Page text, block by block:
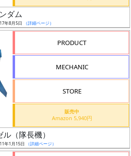
ダム
年8月5日 （詳細ページ）
PRODUCT
MECHANIC
STORE
販売中
Amazon 5,940円
（隊長機）
年1月15日 （詳細ページ）